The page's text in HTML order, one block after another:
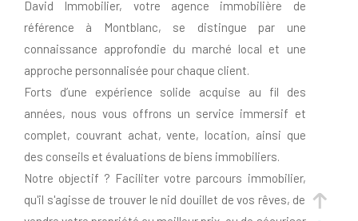
David Immobilier, votre agence immobilière de
référence à Montblanc, se distingue par une
connaissance approfondie du marché local et une
approche personnalisée pour chaque client.
Forts d’une expérience solide acquise au fil des
années, nous vous offrons un service immersif et
complet, couvrant achat, vente, location, ainsi que
des conseils et évaluations de biens immobiliers.
Notre objectif ? Faciliter votre parcours immobilier,
qu'il s'agisse de trouver le nid douillet de vos rêves, de